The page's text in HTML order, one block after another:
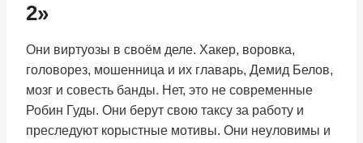
2»
Они виртуозы в своём деле. Хакер, воровка,
головорез, мошенница и их главарь, Демид Белов,
мозг и совесть банды. Нет, это не современные
Робин Гуды. Они берут свою таксу за работу и
преследуют корыстные мотивы. Они неуловимы и